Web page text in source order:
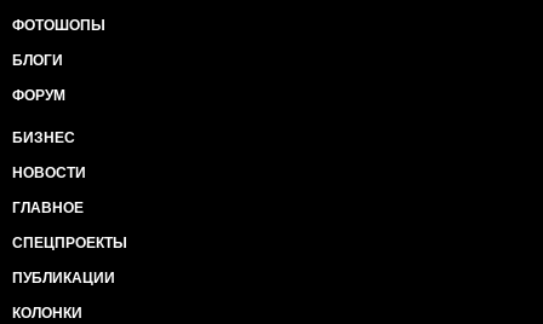
ФОТОШОПЫ
БЛОГИ
ФОРУМ
БИЗНЕС
НОВОСТИ
ГЛАВНОЕ
СПЕЦПРОЕКТЫ
ПУБЛИКАЦИИ
КОЛОНКИ